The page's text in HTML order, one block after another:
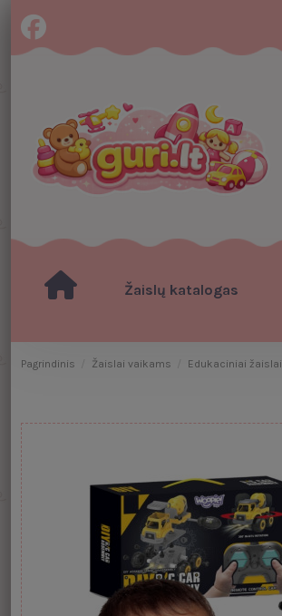
Žaislų katalogas
Pagrindinis Žaislai vaikams Edukaciniai žaislai